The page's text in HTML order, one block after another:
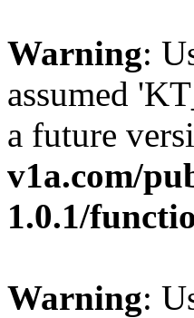
Warning:
assumed
a future
v1a.com/
1.0.1/
Warning: